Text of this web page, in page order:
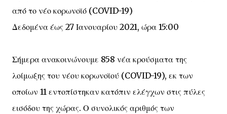
από το νέο κορωνοϊό (COVID-19)
Δεδομένα έως 27 Ιανουαρίου 2021, ώρα 15:00
Σήμερα ανακοινώνουμε 858 νέα κρούσματα της
λοίμωξης του νέου κορωνοϊού (COVID-19), εκ των
οποίων 11 εντοπίστηκαν κατόπιν ελέγχων στις πύλες
εισόδου της χώρας. Ο συνολικός αριθμός των